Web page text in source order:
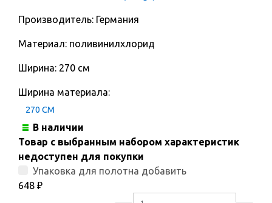
Производитель: Германия
Материал: поливинилхлорид
Ширина: 270 см
Ширина материала:
270 СМ
В наличии
Товар с выбранным набором характеристик
недоступен для покупки
Упаковка для полотна добавить
648 ₽